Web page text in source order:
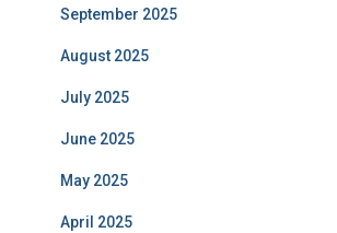
September 2025
August 2025
July 2025
June 2025
May 2025
April 2025